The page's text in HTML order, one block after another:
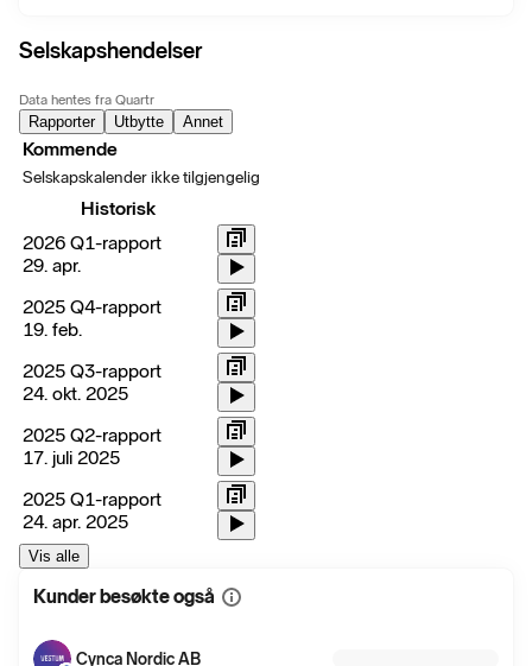
Selskapshendelser
Data hentes fra Quartr
Rapporter Utbytte Annet
Kommende
Selskapskalender ikke tilgjengelig
Historisk
2026 Q1-rapport
29. apr.
2025 Q4-rapport
19. feb.
2025 Q3-rapport
24. okt. 2025
2025 Q2-rapport
17. juli 2025
2025 Q1-rapport
24. apr. 2025
Vis alle
Kunder besøkte også Vis
Cynca Nordic AB